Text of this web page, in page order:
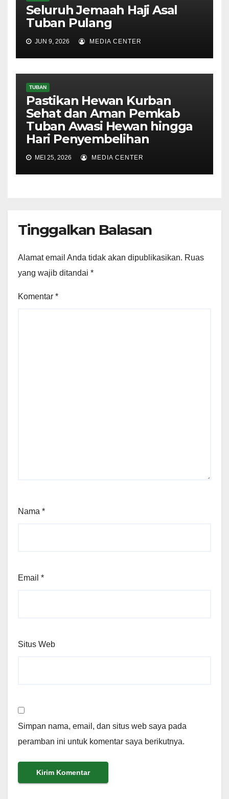
Seluruh Jemaah Haji Asal
Tuban Pulang
JUN 9, 2026 MEDIA CENTER
TUBAN
Pastikan Hewan Kurban
Sehat dan Aman Pemkab
Tuban Awasi Hewan hingga
Hari Penyembelihan
MEI 25, 2026 MEDIA CENTER
Tinggalkan Balasan
Alamat email Anda tidak akan dipublikasikan. Ruas
yang wajib ditandai *
Komentar *
Nama *
Email *
Situs Web
Simpan nama, email, dan situs web saya pada
peramban ini untuk komentar saya berikutnya.